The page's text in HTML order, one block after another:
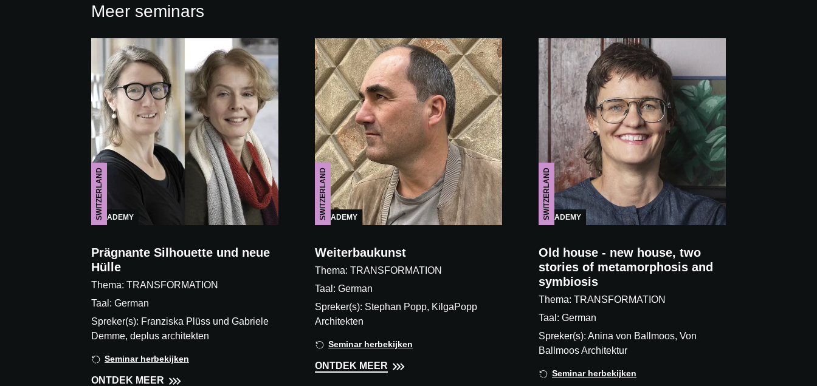
Meer seminars
ACADEMY
SWITZERLAND
Prägnante Silhouette und neue
Hülle
Thema: TRANSFORMATION
Taal: German
Spreker(s): Franziska Plüss und Gabriele
Demme, deplus architekten
Seminar herbekijken
ONTDEK MEER
ACADEMY
SWITZERLAND
Weiterbaukunst
Thema: TRANSFORMATION
Taal: German
Spreker(s): Stephan Popp, KilgaPopp
Architekten
Seminar herbekijken
ONTDEK MEER
ACADEMY
SWITZERLAND
Old house - new house, two
stories of metamorphosis and
symbiosis
Thema: TRANSFORMATION
Taal: German
Spreker(s): Anina von Ballmoos, Von
Ballmoos Architektur
Seminar herbekijken